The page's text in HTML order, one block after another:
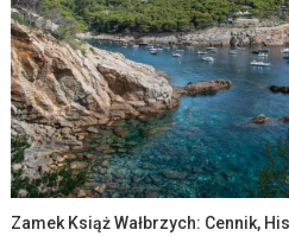
Zamek Książ Wałbrzych: Cennik,